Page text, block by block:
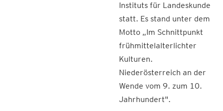
Instituts für Landeskunde
statt. Es stand unter dem
Motto „Im Schnittpunkt
frühmittelalterlichter
Kulturen.
Niederösterreich an der
Wende vom 9. zum 10.
Jahrhundert".